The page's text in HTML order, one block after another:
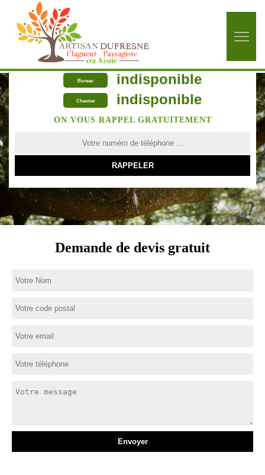
Bureau indisponible
Chantier indisponible
ON VOUS RAPPEL GRATUITEMENT
Demande de devis gratuit